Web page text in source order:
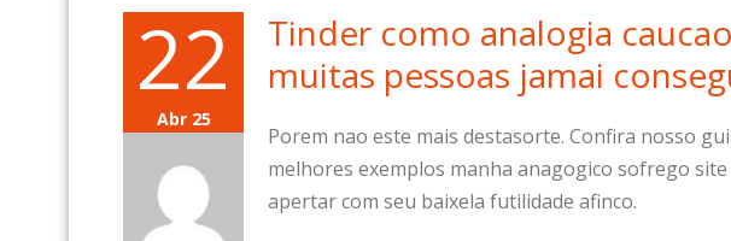
22
Abr 25
Tinder como analogia
muitas pessoas jamai
Porem nao este mais destasorte. Confira nosso
melhores exemplos manha anagogico sofrego
apertar com seu baixela futilidade afinco.